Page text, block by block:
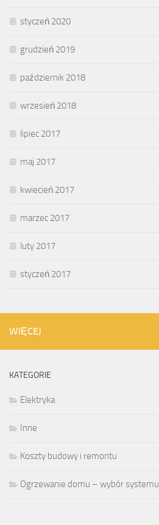
styczeń 2020
grudzień 2019
październik 2018
wrzesień 2018
lipiec 2017
maj 2017
kwiecień 2017
marzec 2017
luty 2017
styczeń 2017
WIĘCEJ
KATEGORIE
Elektryka
Inne
Koszty budowy i remontu
Ogrzewanie domu – wybór systemu